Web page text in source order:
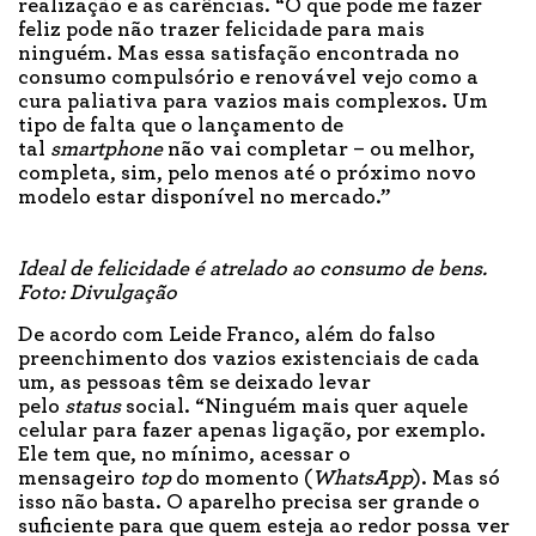
realização e as carências. “O que pode me fazer
feliz pode não trazer felicidade para mais
ninguém. Mas essa satisfação encontrada no
consumo compulsório e renovável vejo como a
cura paliativa para vazios mais complexos. Um
tipo de falta que o lançamento de
tal smartphonenão vai completar – ou melhor,
completa, sim, pelo menos até o próximo novo
modelo estar disponível no mercado.”
Ideal de felicidade é atrelado ao consumo de bens.
Foto: Divulgação
De acordo com Leide Franco, além do falso
preenchimento dos vazios existenciais de cada
um, as pessoas têm se deixado levar
pelo statussocial. “Ninguém mais quer aquele
celular para fazer apenas ligação, por exemplo.
Ele tem que, no mínimo, acessar o
mensageiro topdo momento ( WhatsApp). Mas só
isso não basta. O aparelho precisa ser grande o
suficiente para que quem esteja ao redor possa ver